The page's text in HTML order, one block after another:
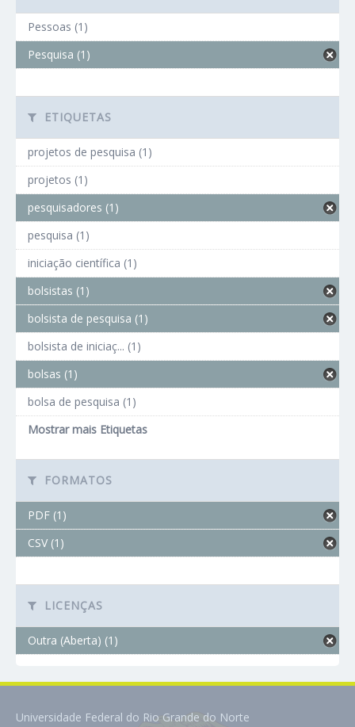
Pessoas (1)
Pesquisa (1)
ETIQUETAS
projetos de pesquisa (1)
projetos (1)
pesquisadores (1)
pesquisa (1)
iniciação científica (1)
bolsistas (1)
bolsista de pesquisa (1)
bolsista de iniciaç... (1)
bolsas (1)
bolsa de pesquisa (1)
Mostrar mais Etiquetas
FORMATOS
PDF (1)
CSV (1)
LICENÇAS
Outra (Aberta) (1)
Universidade Federal do Rio Grande do Norte